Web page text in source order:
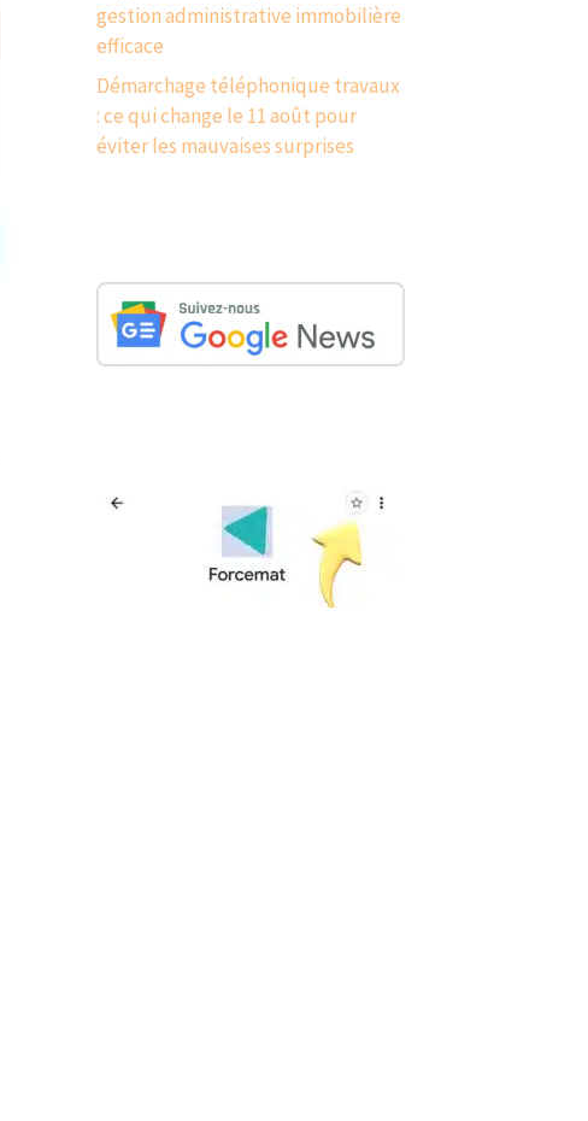
gestion administrative immobilière
efficace
Démarchage téléphonique travaux
: ce qui change le 11 août pour
éviter les mauvaises surprises